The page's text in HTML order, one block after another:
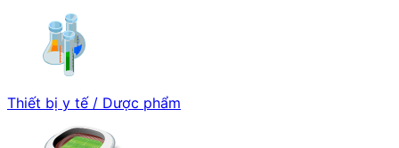
Thiết bị y tế / Dược phẩm